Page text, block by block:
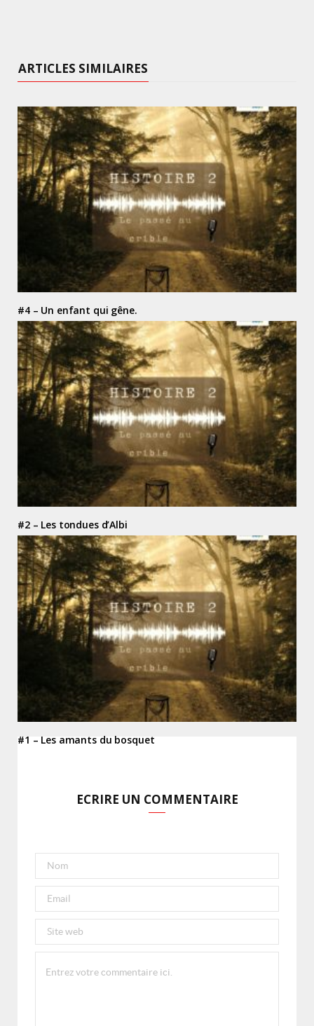
ARTICLES SIMILAIRES
#4 – Un enfant qui gêne.
#2 – Les tondues d’Albi
#1 – Les amants du bosquet
ECRIRE UN COMMENTAIRE